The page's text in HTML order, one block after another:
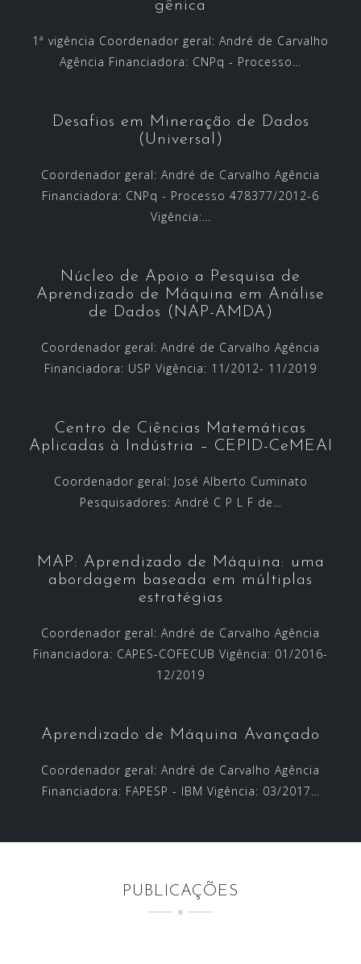
gênica
1ª vigência Coordenador geral: André de Carvalho
Agência Financiadora: CNPq - Processo…
Desafios em Mineração de Dados
(Universal)
Coordenador geral: André de Carvalho Agência
Financiadora: CNPq - Processo 478377/2012-6
Vigência:…
Núcleo de Apoio a Pesquisa de
Aprendizado de Máquina em Análise
de Dados (NAP-AMDA)
Coordenador geral: André de Carvalho Agência
Financiadora: USP Vigência: 11/2012- 11/2019
Centro de Ciências Matemáticas
Aplicadas à Indústria – CEPID-CeMEAI
Coordenador geral: José Alberto Cuminato
Pesquisadores: André C P L F de…
MAP: Aprendizado de Máquina: uma
abordagem baseada em múltiplas
estratégias
Coordenador geral: André de Carvalho Agência
Financiadora: CAPES-COFECUB Vigência: 01/2016-
12/2019
Aprendizado de Máquina Avançado
Coordenador geral: André de Carvalho Agência
Financiadora: FAPESP - IBM Vigência: 03/2017…
PUBLICAÇÕES